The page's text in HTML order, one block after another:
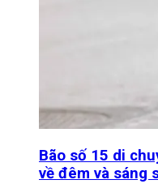
Bão số 15 di
về đêm và sáng